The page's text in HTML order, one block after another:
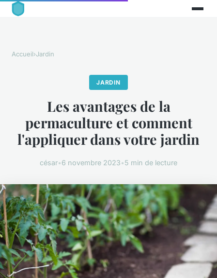
Accueil›Jardin
JARDIN
Les avantages de la
permaculture et comment
l'appliquer dans votre jardin
césar•6 novembre 2023•5 min de lecture